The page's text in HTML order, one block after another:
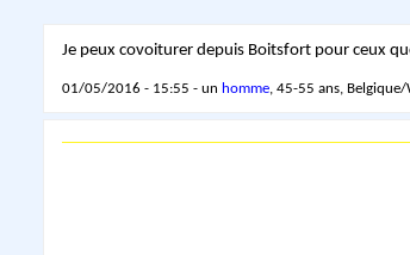
Je peux covoiturer depuis Boitsfort pour ceux
01/05/2016 - 15:55 - un homme, 45-55 ans,